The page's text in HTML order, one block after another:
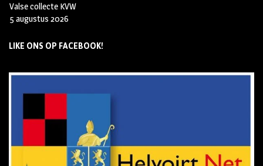
Valse collecte KVW
5 augustus 2026
LIKE ONS OP FACEBOOK!